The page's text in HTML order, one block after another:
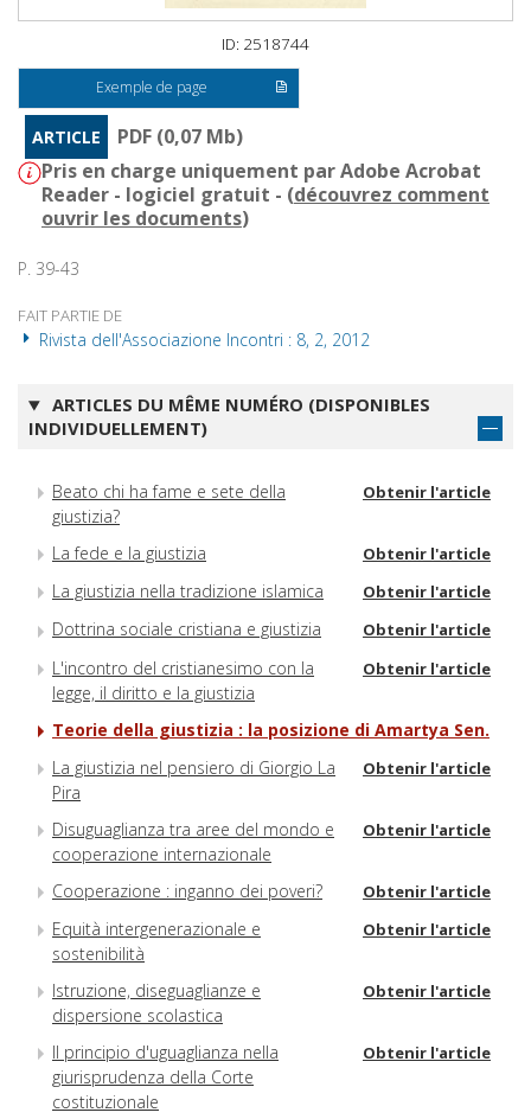
ID: 2518744
Exemple de page
ARTICLE
PDF (0,07 Mb)
Pris en charge uniquement par Adobe Acrobat
Reader - logiciel gratuit - (découvrez comment
ouvrir les documents)
P. 39-43
FAIT PARTIE DE
Rivista dell'Associazione Incontri : 8, 2, 2012
ARTICLES DU MÊME NUMÉRO (DISPONIBLES
INDIVIDUELLEMENT)
Beato chi ha fame e sete della
giustizia?
Obtenir l'article
La fede e la giustizia Obtenir l'article
La giustizia nella tradizione islamica Obtenir l'article
Dottrina sociale cristiana e giustizia Obtenir l'article
L'incontro del cristianesimo con la
legge, il diritto e la giustizia
Obtenir l'article
Teorie della giustizia : la posizione di Amartya Sen.
La giustizia nel pensiero di Giorgio La
Pira
Obtenir l'article
Disuguaglianza tra aree del mondo e
cooperazione internazionale
Obtenir l'article
Cooperazione : inganno dei poveri? Obtenir l'article
Equità intergenerazionale e
sostenibilità
Obtenir l'article
Istruzione, diseguaglianze e
dispersione scolastica
Obtenir l'article
Il principio d'uguaglianza nella
giurisprudenza della Corte
costituzionale
Obtenir l'article